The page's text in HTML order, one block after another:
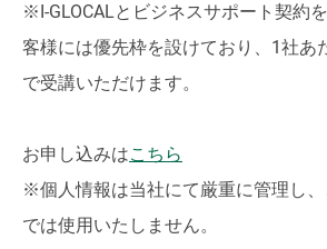
※I-GLOCALとビジネスサポート契約
客様には優先枠を設けており、1社あ
で受講いただけます。
お申し込みはこちら
※個人情報は当社にて厳重に管理し
では使用いたしません。